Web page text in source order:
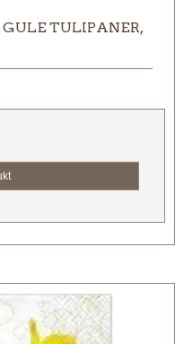
TULIPANER,